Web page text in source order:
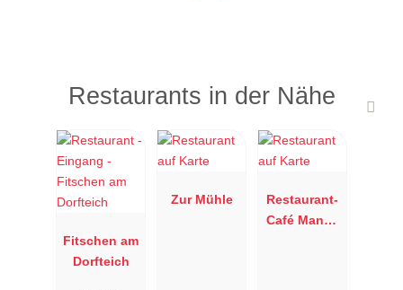
Restaurants in der Nähe
Fitschen am
Dorfteich
Zur Mühle
Restaurant-
Café Manne